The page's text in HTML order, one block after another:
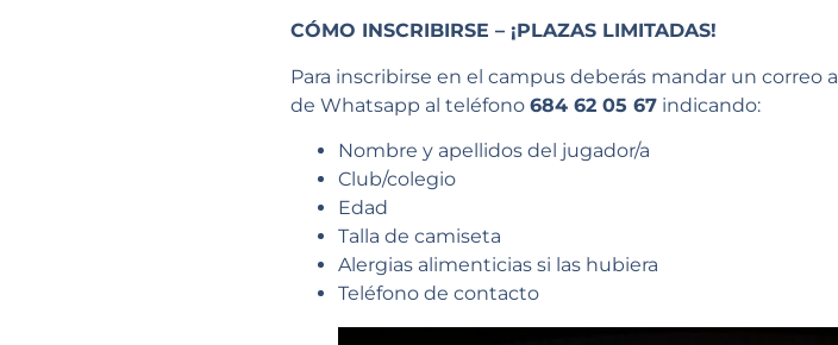
CÓMO INSCRIBIRSE – ¡PLAZAS LIMITADAS!
Para inscribirse en el campus deberás mandar un correo a
de Whatsapp al teléfono 684 62 05 67 indicando:
Nombre y apellidos del jugador/a
Club/colegio
Edad
Talla de camiseta
Alergias alimenticias si las hubiera
Teléfono de contacto